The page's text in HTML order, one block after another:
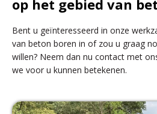
op het gebied van
Bent u geïnteresseerd in onze
van beton boren in of zou u graag
willen? Neem dan nu contact met
we voor u kunnen betekenen.